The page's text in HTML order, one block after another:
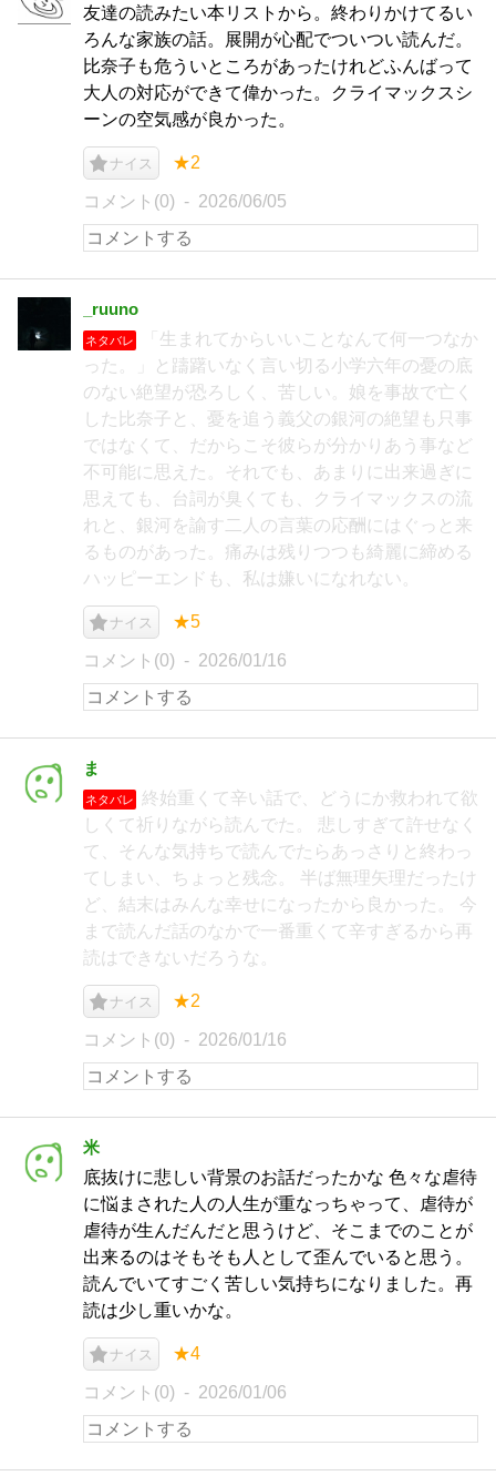
友達の読みたい本リストから。終わりかけてるい
ろんな家族の話。展開が心配でついつい読んだ。
比奈子も危ういところがあったけれどふんばって
大人の対応ができて偉かった。クライマックスシ
ーンの空気感が良かった。
ナイス ★2
コメント(0) 2026/06/05
_ruuno
ネタバレ
「生まれてからいいことなんて何一つなか
った。」と躊躇いなく言い切る小学六年の憂の底
のない絶望が恐ろしく、苦しい。娘を事故で亡く
した比奈子と、憂を追う義父の銀河の絶望も只事
ではなくて、だからこそ彼らが分かりあう事など
不可能に思えた。それでも、あまりに出来過ぎに
思えても、台詞が臭くても、クライマックスの流
れと、銀河を諭す二人の言葉の応酬にはぐっと来
るものがあった。痛みは残りつつも綺麗に締める
ハッピーエンドも、私は嫌いになれない。
ナイス ★5
コメント(0) 2026/01/16
ま
ネタバレ
終始重くて辛い話で、どうにか救われて欲
しくて祈りながら読んでた。 悲しすぎて許せなく
て、そんな気持ちで読んでたらあっさりと終わっ
てしまい、ちょっと残念。 半ば無理矢理だったけ
ど、結末はみんな幸せになったから良かった。 今
まで読んだ話のなかで一番重くて辛すぎるから再
読はできないだろうな。
ナイス ★2
コメント(0) 2026/01/16
米
底抜けに悲しい背景のお話だったかな 色々な虐待
に悩まされた人の人生が重なっちゃって、虐待が
虐待が生んだんだと思うけど、そこまでのことが
出来るのはそもそも人として歪んでいると思う。
読んでいてすごく苦しい気持ちになりました。再
読は少し重いかな。
ナイス ★4
コメント(0) 2026/01/06